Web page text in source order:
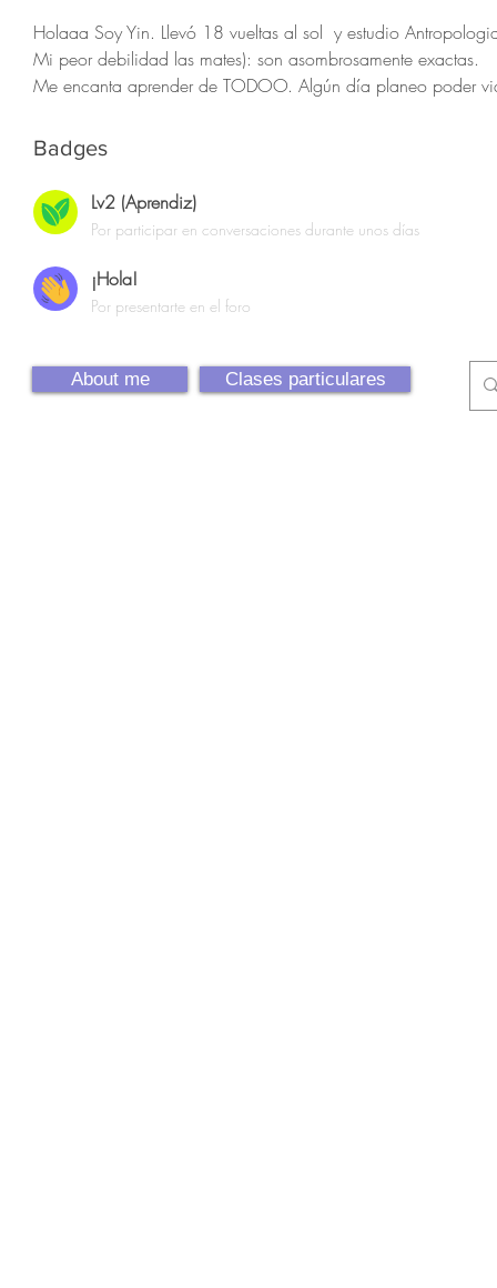
Holaaa Soy Yin. Llevó 18 vueltas al sol  y estudio
Mi peor debilidad las mates): son asombrosamente exactas.
Me encanta aprender de TODOO. Algún día planeo poder
Badges
Lv2 (Aprendiz)
Por participar en conversaciones durante unos días
¡Hola!
Por presentarte en el foro
About me Clases particulares